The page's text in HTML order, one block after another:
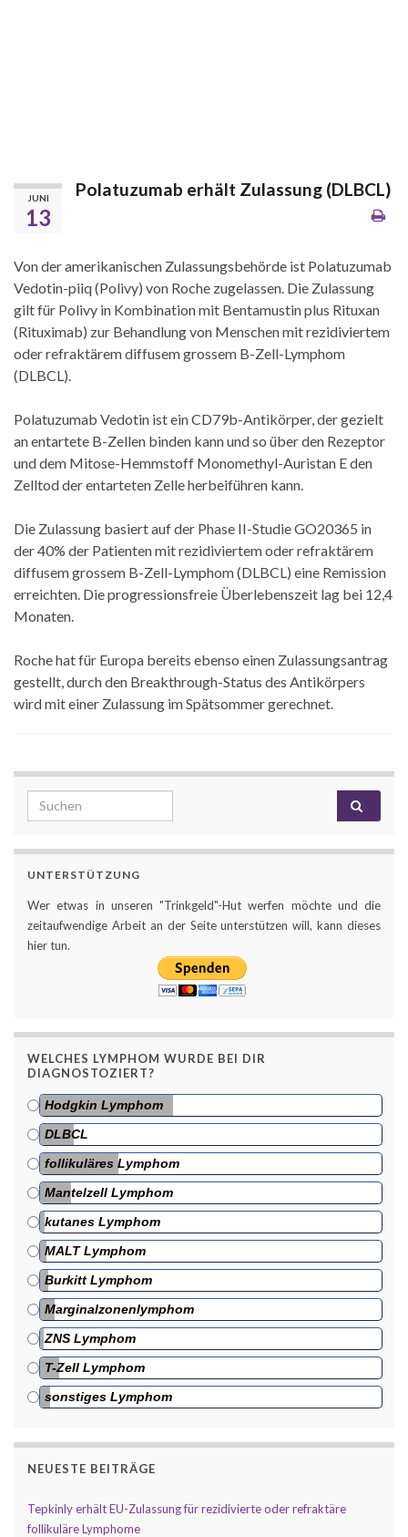
JUNI
13
Polatuzumab erhält Zulassung (DLBCL)
Von der amerikanischen Zulassungsbehörde ist Polatuzumab
Vedotin-piiq (Polivy) von Roche zugelassen. Die Zulassung
gilt für Polivy in Kombination mit Bentamustin plus Rituxan
(Rituximab) zur Behandlung von Menschen mit rezidiviertem
oder refraktärem diffusem grossem B-Zell-Lymphom
(DLBCL).
Polatuzumab Vedotin ist ein CD79b-Antikörper, der gezielt
an entartete B-Zellen binden kann und so über den Rezeptor
und dem Mitose-Hemmstoff Monomethyl-Auristan E den
Zelltod der entarteten Zelle herbeiführen kann.
Die Zulassung basiert auf der Phase II-Studie GO20365 in
der 40% der Patienten mit rezidiviertem oder refraktärem
diffusem grossem B-Zell-Lymphom (DLBCL) eine Remission
erreichten. Die progressionsfreie Überlebenszeit lag bei 12,4
Monaten.
Roche hat für Europa bereits ebenso einen Zulassungsantrag
gestellt, durch den Breakthrough-Status des Antikörpers
wird mit einer Zulassung im Spätsommer gerechnet.
Search for:
UNTERSTÜTZUNG
Wer etwas in unseren "Trinkgeld"-Hut werfen möchte und die
zeitaufwendige Arbeit an der Seite unterstützen will, kann dieses
hier tun.
WELCHES LYMPHOM WURDE BEI DIR
DIAGNOSTOZIERT?
Hodgkin Lymphom
DLBCL
follikuläres Lymphom
Mantelzell Lymphom
kutanes Lymphom
MALT Lymphom
Burkitt Lymphom
Marginalzonenlymphom
ZNS Lymphom
T-Zell Lymphom
sonstiges Lymphom
NEUESTE BEITRÄGE
Tepkinly erhält EU-Zulassung für rezidivierte oder refraktäre
follikuläre Lymphome